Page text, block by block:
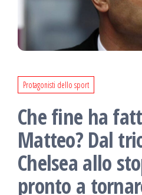
Protagonisti dello sport
Che fine ha
Matteo? Dal
Chelsea allo
pronto a